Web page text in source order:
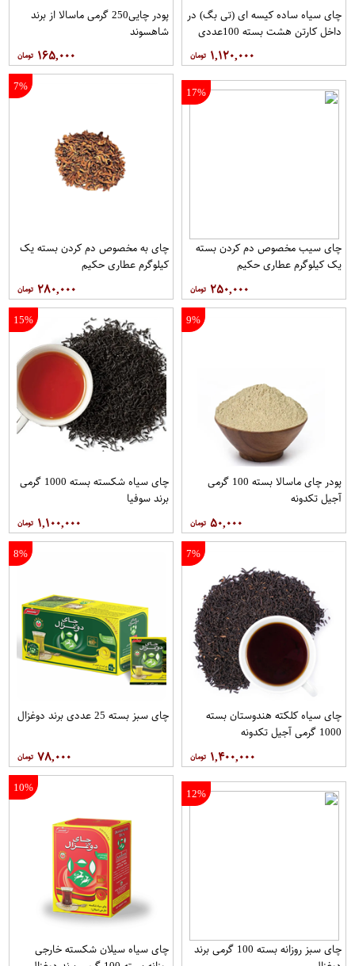
چای سیاه ساده کیسه ای (تی بگ) در
داخل کارتن هشت بسته 100عددی
۱,۱۲۰,۰۰۰
پودر چایی250 گرمی ماسالا از برند
شاهسوند
۱۶۵,۰۰۰
17%
چای سیب مخصوص دم کردن بسته
یک کیلوگرم عطاری حکیم
۲۵۰,۰۰۰
7%
چای به مخصوص دم کردن بسته یک
کیلوگرم عطاری حکیم
۲۸۰,۰۰۰
9%
پودر چای ماسالا بسته 100 گرمی
آجیل تکدونه
۵۰,۰۰۰
15%
چای سیاه شکسته بسته 1000 گرمی
برند سوفیا
۱,۱۰۰,۰۰۰
7%
چای سیاه کلکته هندوستان بسته
1000 گرمی آجیل تکدونه
۱,۴۰۰,۰۰۰
8%
چای سبز بسته 25 عددی برند دوغزال
۷۸,۰۰۰
12%
چای سبز روزانه بسته 100 گرمی برند
10%
چای سیاه سیلان شکسته خارجی